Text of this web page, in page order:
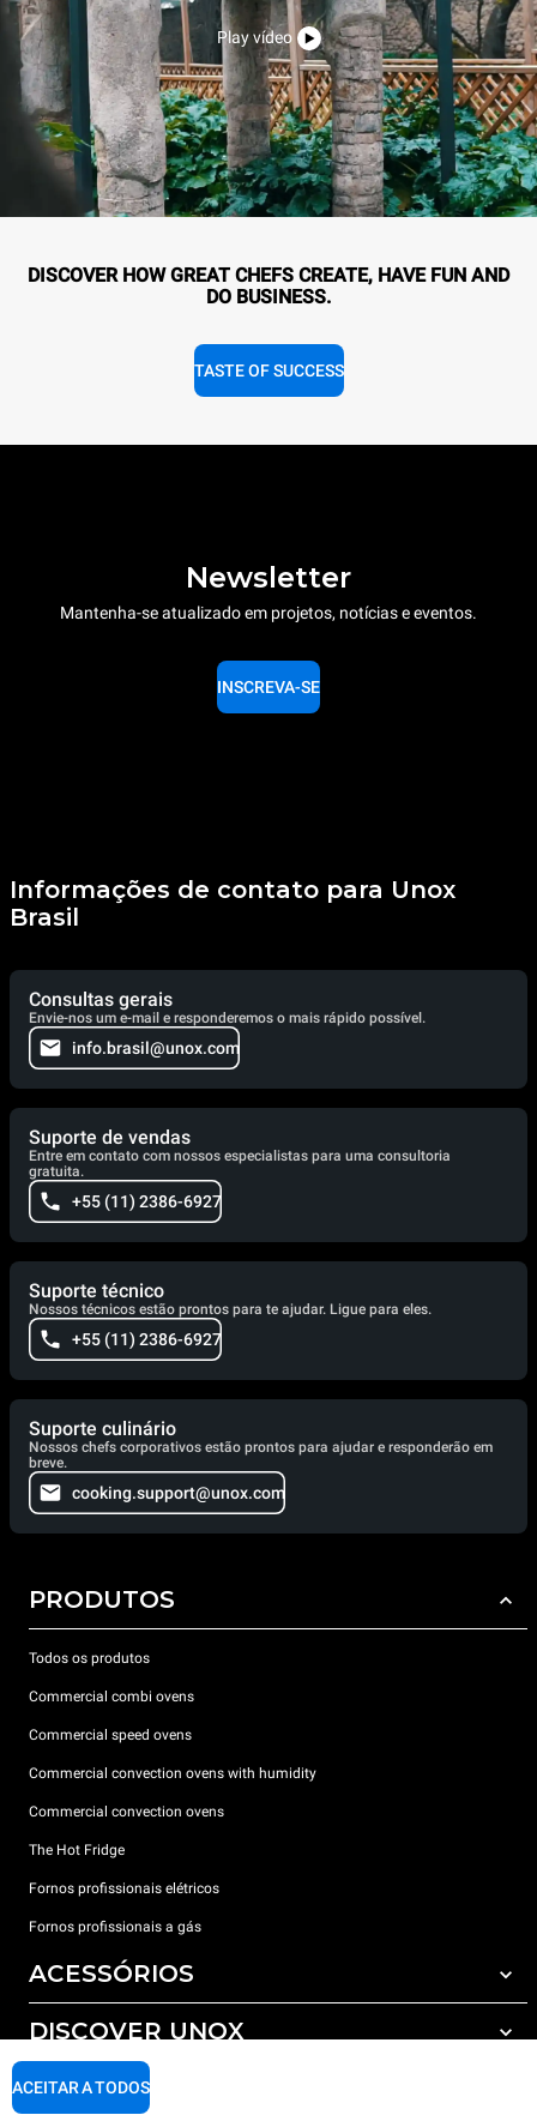
Play vídeo
DISCOVER HOW GREAT CHEFS CREATE, HAVE FUN AND
DO BUSINESS.
TASTE OF SUCCESS
Newsletter
Mantenha-se atualizado em projetos, notícias e eventos.
INSCREVA-SE
Informações de contato para Unox
Brasil
Consultas gerais
Envie-nos um e-mail e responderemos o mais rápido possível.
info.brasil@unox.com
Suporte de vendas
Entre em contato com nossos especialistas para uma consultoria
gratuita.
+55 (11) 2386-6927
Suporte técnico
Nossos técnicos estão prontos para te ajudar. Ligue para eles.
+55 (11) 2386-6927
Suporte culinário
Nossos chefs corporativos estão prontos para ajudar e responderão em
breve.
cooking.support@unox.com
PRODUTOS
Todos os produtos
Commercial combi ovens
Commercial speed ovens
Commercial convection ovens with humidity
Commercial convection ovens
The Hot Fridge
Fornos profissionais elétricos
Fornos profissionais a gás
ACESSÓRIOS
Todos os acessórios
Detergents for automatic washing
Detergents for manual washing
DISCOVER UNOX
Os nossos escritórios no mundo
SUPPORT
ACEITAR A TODOS